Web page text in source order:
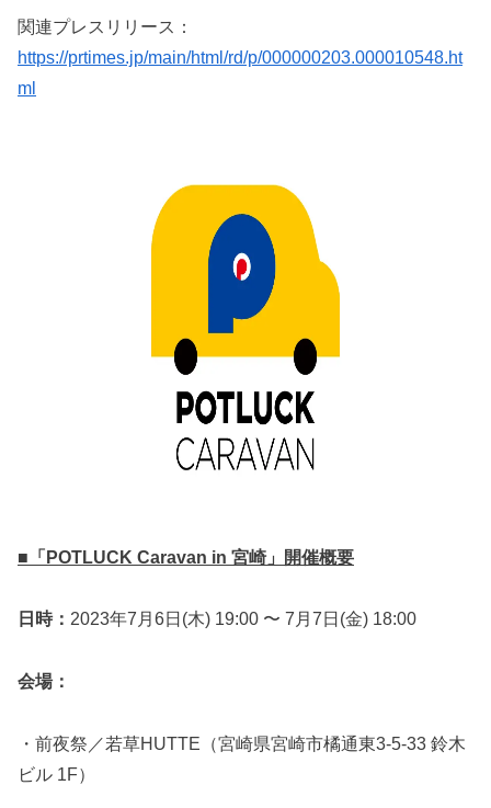
関連プレスリリース：
https://prtimes.jp/main/html/rd/p/000000203.000010548.ht
ml
■「POTLUCK Caravan in 宮崎」開催概要
日時： 2023年7月6日(木) 19:00 〜 7月7日(金) 18:00
会場：
・前夜祭／若草HUTTE（宮崎県宮崎市橘通東3-5-33 鈴木
ビル 1F）